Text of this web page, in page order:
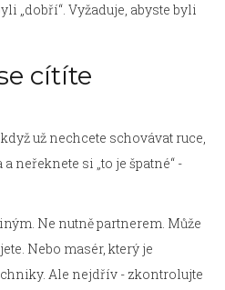
„dobří“. Vyžaduje, abyste byli
cítíte
už nechcete schovávat ruce,
neřeknete si „to je špatné“ -
Ne nutně partnerem. Může
Nebo masér, který je
Ale nejdřív - zkontrolujte